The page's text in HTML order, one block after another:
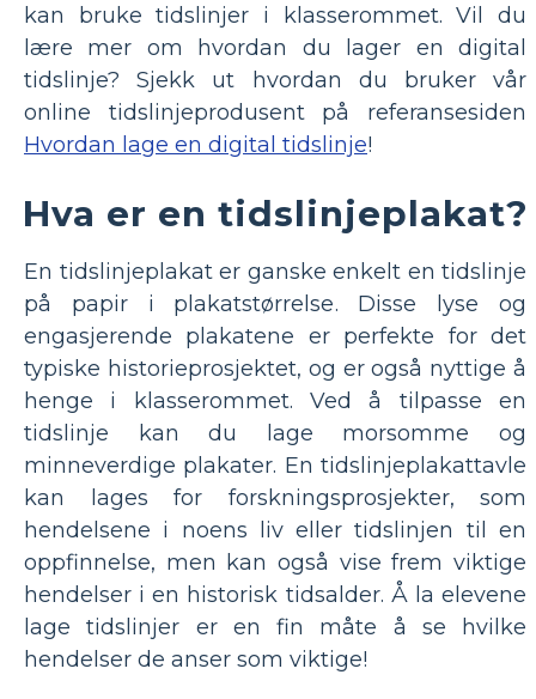
kan bruke tidslinjer i klasserommet. Vil du
lære mer om hvordan du lager en digital
tidslinje? Sjekk ut hvordan du bruker vår
online tidslinjeprodusent på referansesiden
Hvordan lage en digital tidslinje!
Hva er en tidslinjeplakat?
En tidslinjeplakat er ganske enkelt en tidslinje
på papir i plakatstørrelse. Disse lyse og
engasjerende plakatene er perfekte for det
typiske historieprosjektet, og er også nyttige å
henge i klasserommet. Ved å tilpasse en
tidslinje kan du lage morsomme og
minneverdige plakater. En tidslinjeplakattavle
kan lages for forskningsprosjekter, som
hendelsene i noens liv eller tidslinjen til en
oppfinnelse, men kan også vise frem viktige
hendelser i en historisk tidsalder. Å la elevene
lage tidslinjer er en fin måte å se hvilke
hendelser de anser som viktige!